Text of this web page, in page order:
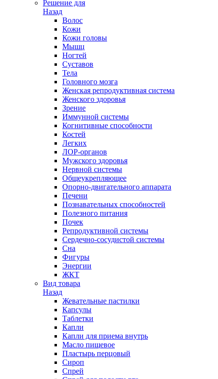
Решение для
Назад
Волос
Кожи
Кожи головы
Мышц
Ногтей
Суставов
Тела
Головного мозга
Женская репродуктивная система
Женского здоровья
Зрение
Иммунной системы
Когнитивные способности
Костей
Легких
ЛОР-органов
Мужского здоровья
Нервной системы
Общеукрепляющее
Опорно-двигательного аппарата
Печени
Познавательных способностей
Полезного питания
Почек
Репродуктивной системы
Сердечно-сосудистой системы
Сна
Фигуры
Энергии
ЖКТ
Вид товара
Назад
Жевательные пастилки
Капсулы
Таблетки
Капли
Капли для приема внутрь
Масло пищевое
Пластырь перцовый
Сироп
Спрей